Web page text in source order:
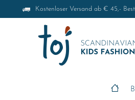
Kostenloser Versand ab € 45,-